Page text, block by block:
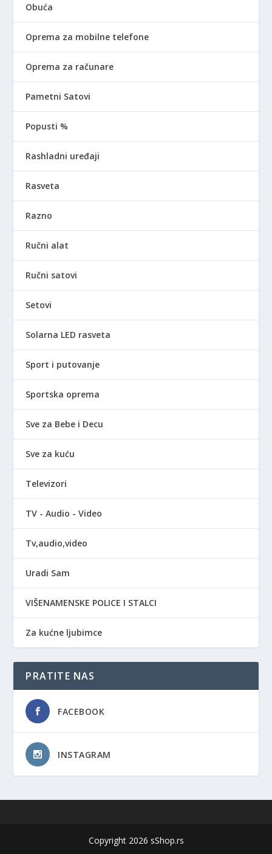
Obuća
Oprema za mobilne telefone
Oprema za računare
Pametni Satovi
Popusti %
Rashladni uređaji
Rasveta
Razno
Ručni alat
Ručni satovi
Setovi
Solarna LED rasveta
Sport i putovanje
Sportska oprema
Sve za Bebe i Decu
Sve za kuću
Televizori
TV - Audio - Video
Tv,audio,video
Uradi Sam
VIŠENAMENSKE POLICE I STALCI
Za kućne ljubimce
PRATITE NAS
FACEBOOK
INSTAGRAM
Copyright 2026 sShop.rs